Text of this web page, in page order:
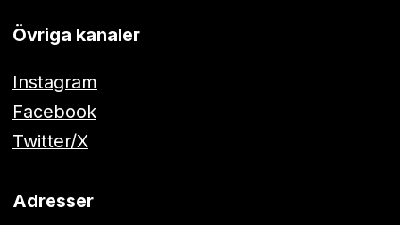
Övriga kanaler
Instagram
Facebook
Twitter/X
Adresser